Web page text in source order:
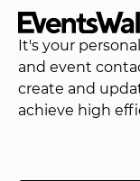
It's your
and event
create and
achieve high